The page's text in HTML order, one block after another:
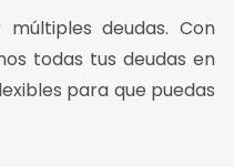
deudas. Con
todas tus deudas en
para que puedas